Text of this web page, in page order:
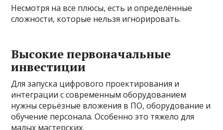
Несмотря на все плюсы, есть и определённые
сложности, которые нельзя игнорировать.
Высокие первоначальные
инвестиции
Для запуска цифрового проектирования и
интеграции с современным оборудованием
нужны серьёзные вложения в ПО, оборудование и
обучение персонала. Особенно это тяжело для
малых мастерских.